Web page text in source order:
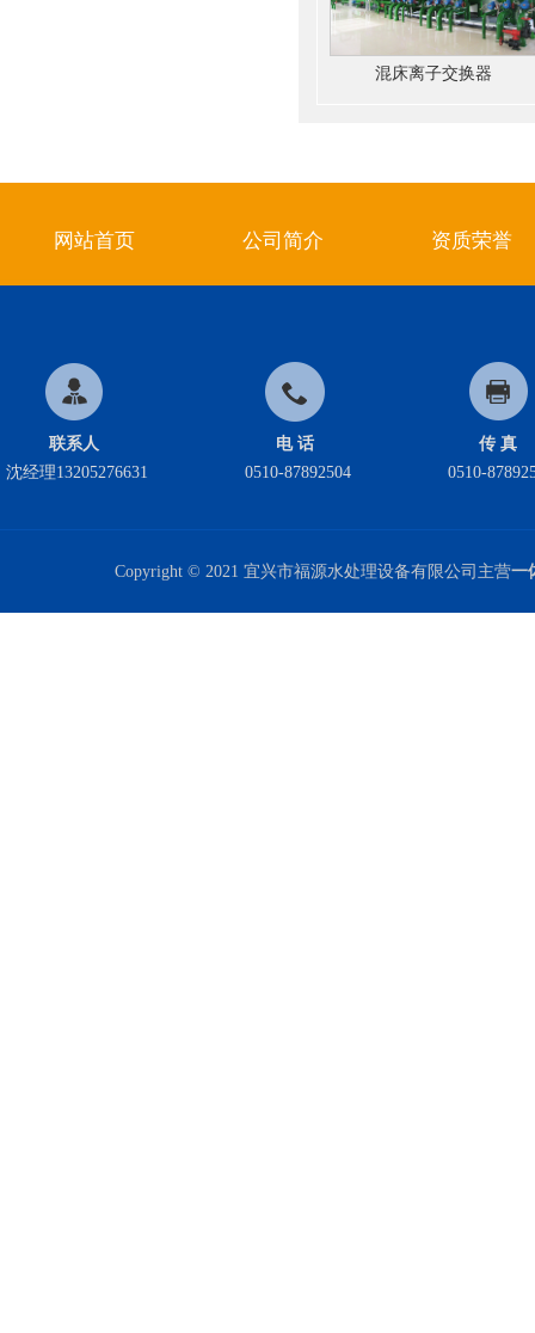
混床离子交换器
网站首页 公司简介 资质荣誉
联系人
沈经理13205276631
电 话
0510-87892504
传 真
0510-
Copyright © 2021 宜兴市福源水处理设备有限公司主营一